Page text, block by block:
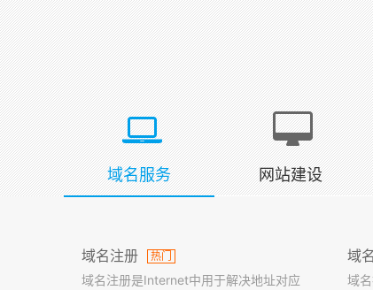
域名服务 网站建设
域名注册 热门
域名注册是Internet中用于解决地址对应
域
域